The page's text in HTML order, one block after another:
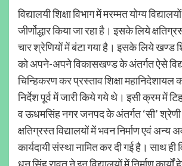
विद्यालयी शिक्षा विभाग में मरम्मत योग्य
जीर्णोद्धार किया जा रहा है। इसके लिये
चार श्रेणियों में बंटा गया है। इसके लिये खण्ड
को अपने-अपने विकासखण्ड के अंतर्गत ऐसे
चिन्हिकरण कर प्रस्ताव शिक्षा
निर्देश पूर्व में जारी किये गये थे। इसी क्रम में
व ऊधमसिंह नगर जनपद के अंतर्गत ‘सी’ श्रेणी
क्षतिग्रस्त विद्यालयों में भवन निर्माण एवं अन्य
कार्यदायी संस्था नामित कर दी गई है। साथ ही